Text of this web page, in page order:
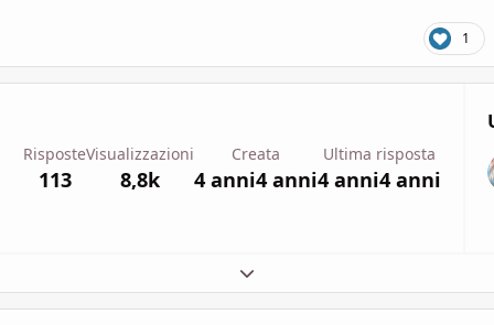
1
Risposte
113
Visualizzazioni
8,8k
Creata
4 anni4 anni
Ultima risposta
4 anni4 anni
Espandi panoramica del topic